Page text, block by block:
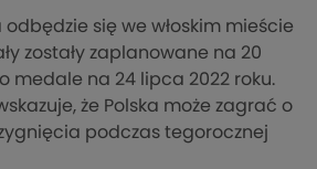
się we włoskim mieście
zostały zaplanowane na 20
medale na 24 lipca 2022 roku.
że Polska może zagrać o
podczas tegorocznej